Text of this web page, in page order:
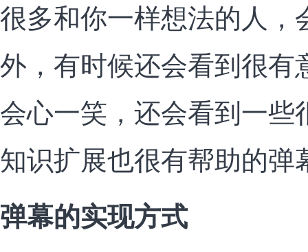
很多和你一样想法的人，
外，有时候还会看到很有
会心一笑，还会看到一
知识扩展也很有帮助的弹
弹幕的实现方式